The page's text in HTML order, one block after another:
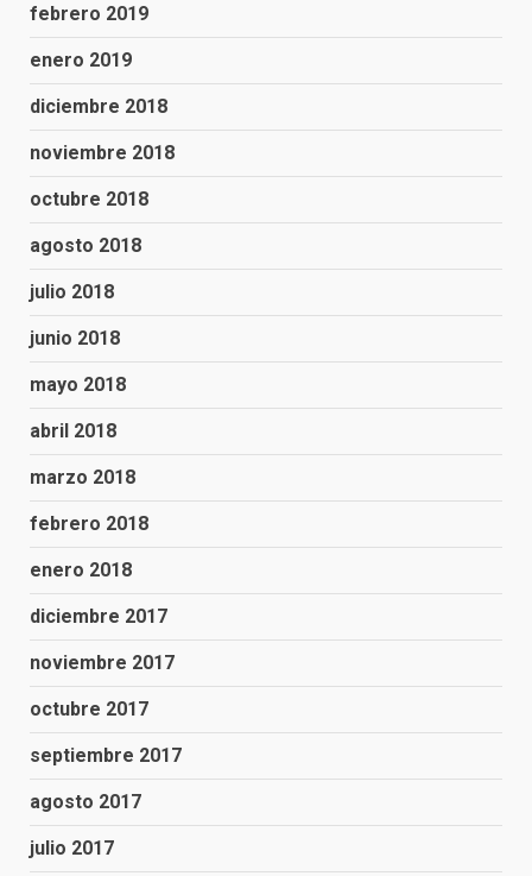
febrero 2019
enero 2019
diciembre 2018
noviembre 2018
octubre 2018
agosto 2018
julio 2018
junio 2018
mayo 2018
abril 2018
marzo 2018
febrero 2018
enero 2018
diciembre 2017
noviembre 2017
octubre 2017
septiembre 2017
agosto 2017
julio 2017